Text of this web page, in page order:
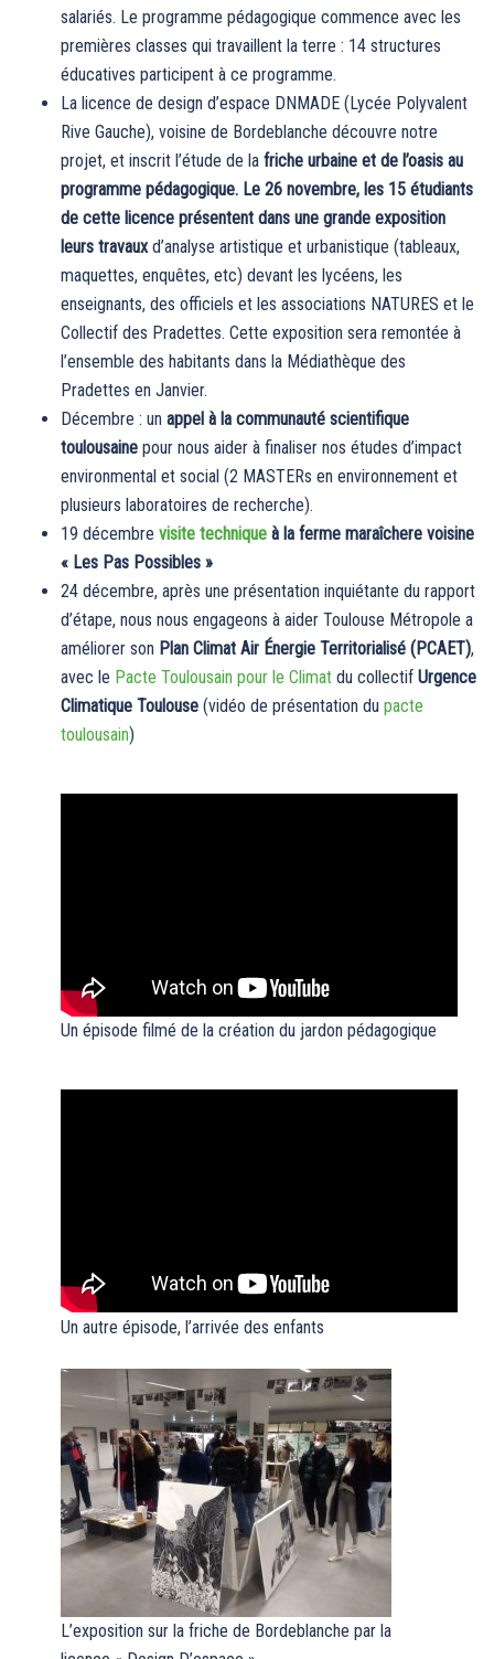
salariés. Le programme pédagogique commence avec les
premières classes qui travaillent la terre : 14 structures
éducatives participent à ce programme.
La licence de design d’espace DNMADE (Lycée Polyvalent
Rive Gauche), voisine de Bordeblanche découvre notre
projet, et inscrit l’étude de la friche urbaine et de l’oasis au
programme pédagogique. Le 26 novembre, les 15 étudiants
de cette licence présentent dans une grande exposition
leurs travauxd’analyse artistique et urbanistique (tableaux,
maquettes, enquêtes, etc) devant les lycéens, les
enseignants, des officiels et les associations NATURES et le
Collectif des Pradettes. Cette exposition sera remontée à
l’ensemble des habitants dans la Médiathèque des
Pradettes en Janvier.
Décembre : un appel à la communauté scientifique
toulousaine pour nous aider à finaliser nos études d’impact
environmental et social (2 MASTERs en environnement et
plusieurs laboratoires de recherche).
19 décembre visite technique à la ferme maraîchere voisine
« Les Pas Possibles »
24 décembre, après une présentation inquiétante du rapport
d’étape, nous nous engageons à aider Toulouse Métropole a
améliorer son Plan Climat Air Énergie Territorialisé (PCAET),
avec le Pacte Toulousain pour le Climat du collectif Urgence
Climatique Toulouse (vidéo de présentation du pacte
toulousain)
Un épisode filmé de la création du jardon pédagogique
Un autre épisode, l’arrivée des enfants
L’exposition sur la friche de Bordeblanche par la